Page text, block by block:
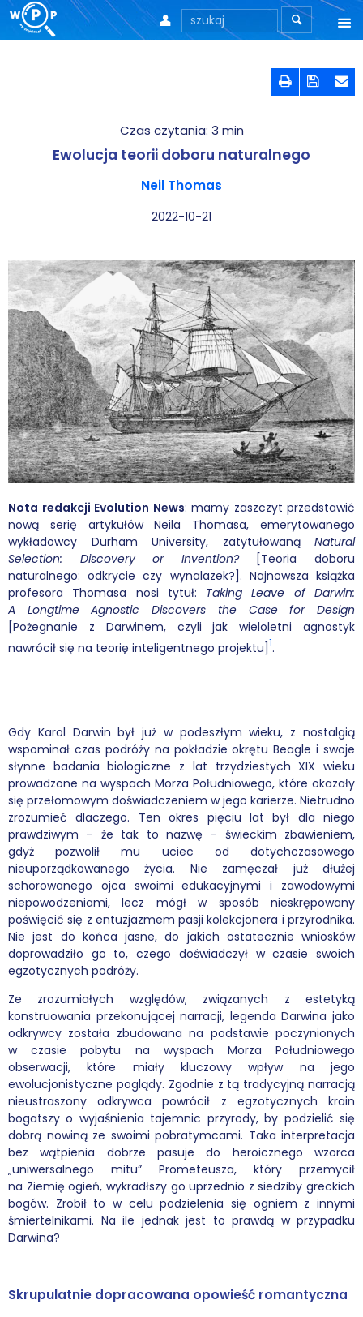

Motto
Artykuły
Krytyka teorii ID
Wywiady
Wybór tekstów
Dla autorów
Darmowy ebook
Księgarnia
FAQ
Spis tekstów
Filmy
Podcasty
Filmy
O książkach
FAQ
Kontakt
 
  
Ewolucja teorii doboru naturalnego
Czas czytania: 3 min
Neil Thomas
2022-10-21
Nota redakcji Evolution News: mamy zaszczyt przedstawić
nową serię artykułów Neila Thomasa, emerytowanego
wykładowcy Durham University, zatytułowaną Natural
Selection: Discovery or Invention?[Teoria doboru
naturalnego: odkrycie czy wynalazek?]. Najnowsza książka
profesora Thomasa nosi tytuł: Taking Leave of Darwin:
A Longtime Agnostic Discovers the Case for Design
[Pożegnanie z Darwinem, czyli jak wieloletni agnostyk
nawrócił się na teorię inteligentnego projektu]1.
Gdy Karol Darwin był już w podeszłym wieku, z nostalgią
wspominał czas podróży na pokładzie okrętu Beagle i swoje
słynne badania biologiczne z lat trzydziestych XIX wieku
prowadzone na wyspach Morza Południowego, które okazały
się przełomowym doświadczeniem w jego karierze. Nietrudno
zrozumieć dlaczego. Ten okres pięciu lat był dla niego
prawdziwym – że tak to nazwę – świeckim zbawieniem,
gdyż pozwolił mu uciec od dotychczasowego
nieuporządkowanego życia. Nie zamęczał już dłużej
schorowanego ojca swoimi edukacyjnymi i zawodowymi
niepowodzeniami, lecz mógł w sposób nieskrępowany
poświęcić się z entuzjazmem pasji kolekcjonera i przyrodnika.
Nie jest do końca jasne, do jakich ostatecznie wniosków
doprowadziło go to, czego doświadczył w czasie swoich
egzotycznych podróży.
Ze zrozumiałych względów, związanych z estetyką
konstruowania przekonującej narracji, legenda Darwina jako
odkrywcy została zbudowana na podstawie poczynionych
w czasie pobytu na wyspach Morza Południowego
obserwacji, które miały kluczowy wpływ na jego
ewolucjonistyczne poglądy. Zgodnie z tą tradycyjną narracją
nieustraszony odkrywca powrócił z egzotycznych krain
bogatszy o wyjaśnienia tajemnic przyrody, by podzielić się
dobrą nowiną ze swoimi pobratymcami. Taka interpretacja
bez wątpienia dobrze pasuje do heroicznego wzorca
„uniwersalnego mitu” Prometeusza, który przemycił
na Ziemię ogień, wykradłszy go uprzednio z siedziby greckich
bogów. Zrobił to w celu podzielenia się ogniem z innymi
śmiertelnikami. Na ile jednak jest to prawdą w przypadku
Darwina?
Skrupulatnie dopracowana opowieść romantyczna